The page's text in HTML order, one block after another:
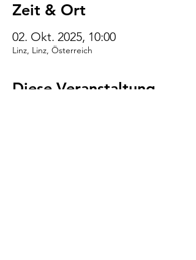
Zeit & Ort
02. Okt. 2025, 10:00
Linz, Linz, Österreich
Diese Veranstaltung